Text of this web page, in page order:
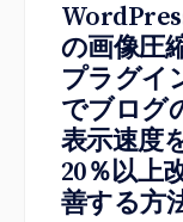
の画像圧
プラグイ
でブログ
表示速度
20％以上
善する方